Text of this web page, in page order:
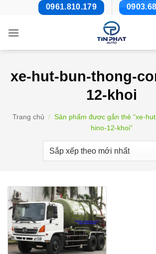
nội
0961.810.179
xe-hut-bun-thong-
12-khoi
Trang chủ / Sản phẩm được gắn thẻ “xe-
hino-12-khoi”